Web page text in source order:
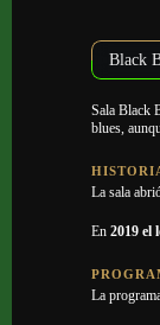
Black
Sala Black
blues,
La sala
En2019 el
La